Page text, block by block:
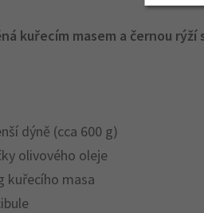
kuřecím masem a černou rýží
dýně (cca 600 g)
olivového oleje
kuřecího masa